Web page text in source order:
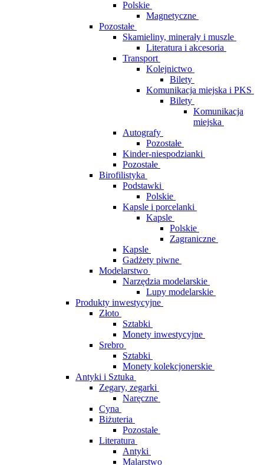
Polskie
Magnetyczne
Pozostałe
Skamieliny, minerały i muszle
Literatura i akcesoria
Transport
Kolejnictwo
Bilety
Komunikacja miejska i PKS
Bilety
Komunikacja
miejska
Autografy
Pozostałe
Kinder-niespodzianki
Pozostałe
Birofilistyka
Podstawki
Polskie
Kapsle i porcelanki
Kapsle
Polskie
Zagraniczne
Kapsle
Gadżety piwne
Modelarstwo
Narzędzia modelarskie
Lupy modelarskie
Produkty inwestycyjne
Złoto
Sztabki
Monety inwestycyjne
Srebro
Sztabki
Monety kolekcjonerskie
Antyki i Sztuka
Zegary, zegarki
Naręczne
Cyna
Biżuteria
Pozostałe
Literatura
Antyki
Malarstwo